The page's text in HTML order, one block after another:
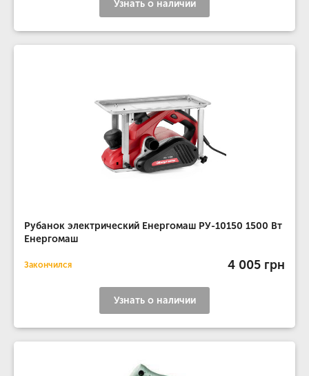
Узнать о наличии
Рубанок электрический Енергомаш РУ-10150 1500 Вт
Енергомаш
Закончился 4 005 грн
Узнать о наличии